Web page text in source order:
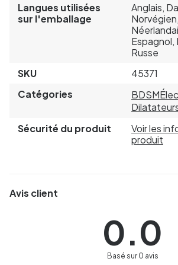
Langues utilisées
sur l'emballage
Anglais,
Espagnol,
Russe
SKU
45371
Catégories
BDSM
Sécurité du produit
Voir les
produit
Avis client
0.0
Basé sur 0 avis